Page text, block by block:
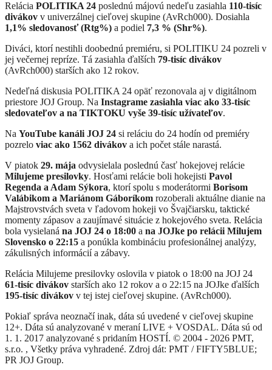
Relácia POLITIKA 24 poslednú májovú nedeľu zasiahla 110-tisíc
divákov v univerzálnej cieľovej skupine (AvRch000). Dosiahla
1,1% sledovanosť (Rtg%) a podiel 7,3 % (Shr%).
Diváci, ktorí nestihli doobednú premiéru, si POLITIKU 24 pozreli v
jej večernej repríze. Tá zasiahla ďalších 79-tisíc divákov
(AvRch000) starších ako 12 rokov.
Nedeľná diskusia POLITIKA 24 opäť rezonovala aj v digitálnom
priestore JOJ Group. Na Instagrame zasiahla viac ako 33-tisíc
sledovateľov a na TIKTOKU vyše 39-tisíc užívateľov.
Na YouTube kanáli JOJ 24 si reláciu do 24 hodín od premiéry
pozrelo viac ako 1562 divákov a ich počet stále narastá.
V piatok 29. mája odvysielala poslednú časť hokejovej relácie
Milujeme presilovky. Hosťami relácie boli hokejisti Pavol
Regenda a Adam Sýkora, ktorí spolu s moderátormi Borisom
Valábikom a Mariánom Gáboríkom rozoberali aktuálne dianie na
Majstrovstvách sveta v ľadovom hokeji vo Švajčiarsku, taktické
momenty zápasov a zaujímavé situácie z hokejového sveta. Relácia
bola vysielaná na JOJ 24 o 18:00 a na JOJke po relácii Milujem
Slovensko o 22:15 a ponúkla kombináciu profesionálnej analýzy,
zákulisných informácií a zábavy.
Relácia Milujeme presilovky oslovila v piatok o 18:00 na JOJ 24
61-tisíc divákov starších ako 12 rokov a o 22:15 na JOJke ďalších
195-tisíc divákov v tej istej cieľovej skupine. (AvRch000).
Pokiaľ správa neoznačí inak, dáta sú uvedené v cieľovej skupine
12+. Dáta sú analyzované v meraní LIVE + VOSDAL. Dáta sú od
1. 1. 2017 analyzované s pridaním HOSTÍ. © 2004 - 2026 PMT,
s.r.o. , Všetky práva vyhradené. Zdroj dát: PMT / FIFTY5BLUE;
PR JOJ Group.